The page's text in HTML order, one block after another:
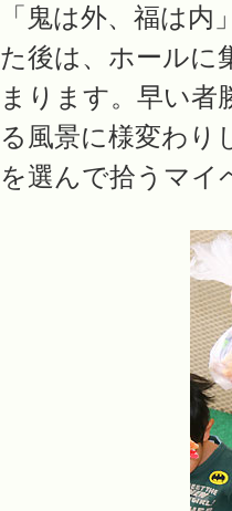
「鬼は外、福は
た後は、ホールに
まります。早い
る風景に様変わり
を選んで拾うマイ